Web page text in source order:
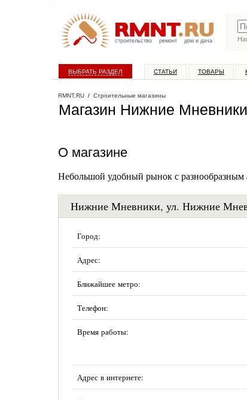
строительство ремонт дом и дача
ВЫБРАТЬ РАЗДЕЛ СТАТЬИ ТОВАРЫ
RMNT.RU / Строительные магазины
Магазин Нижние
О магазине
Небольшой удобный рынок с разнообразным
Нижние Мневники, ул. Нижние
Город:
Адрес:
Ближайшее метро:
Телефон:
Время работы:
Адрес в интернете: